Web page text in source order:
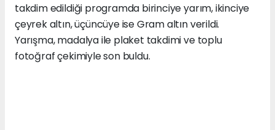
takdim edildiği programda birinciye yarım, ikinciye
çeyrek altın, üçüncüye ise Gram altın verildi.
Yarışma, madalya ile plaket takdimi ve toplu
fotoğraf çekimiyle son buldu.